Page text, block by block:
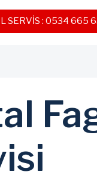
SERVİS : 0534 665